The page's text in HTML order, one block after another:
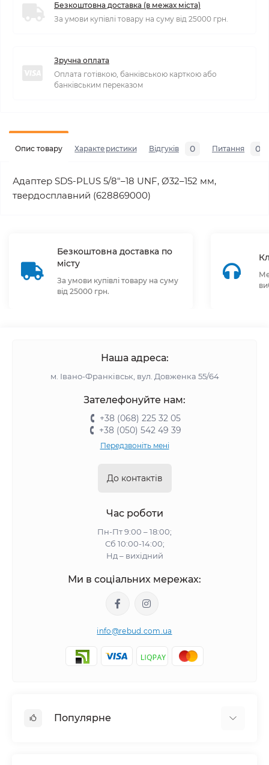
Безкоштовна доставка (в межах міста)
За умови купівлі товару на суму від 25000 грн.
Зручна оплата
Оплата готівкою, банківською карткою або
банківським переказом
Опис товару Характеристики Відгуків 0 Питання 0
Адаптер SDS-PLUS 5/8"–18 UNF, Ø32–152 мм,
твердосплавний (628869000)
Безкоштовна доставка по
місту
За умови купівлі товару на суму
від 25000 грн.
Наша адреса:
м. Івано-Франківськ, вул. Довженка 55/64
Зателефонуйте нам:
+38 (068) 225 32 05
+38 (050) 542 49 39
Передзвоніть мені
До контактів
Час роботи
Пн-Пт 9:00 – 18:00;
Сб 10:00-14:00;
Нд – вихідний
Ми в соціальних мережах:
info@rebud.com.ua
Популярне